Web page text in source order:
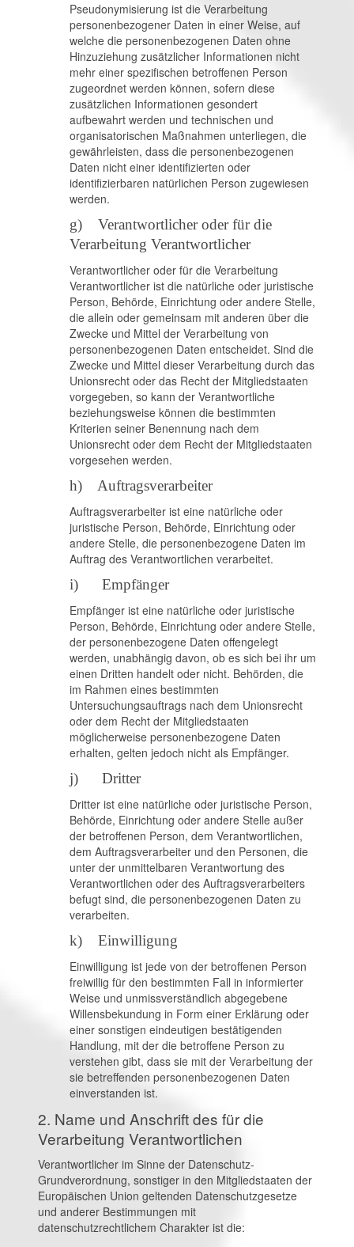
Pseudonymisierung ist die Verarbeitung
personenbezogener Daten in einer Weise, auf
welche die personenbezogenen Daten ohne
Hinzuziehung zusätzlicher Informationen nicht
mehr einer spezifischen betroffenen Person
zugeordnet werden können, sofern diese
zusätzlichen Informationen gesondert
aufbewahrt werden und technischen und
organisatorischen Maßnahmen unterliegen, die
gewährleisten, dass die personenbezogenen
Daten nicht einer identifizierten oder
identifizierbaren natürlichen Person zugewiesen
werden.
g) Verantwortlicher oder für die
Verarbeitung Verantwortlicher
Verantwortlicher oder für die Verarbeitung
Verantwortlicher ist die natürliche oder juristische
Person, Behörde, Einrichtung oder andere Stelle,
die allein oder gemeinsam mit anderen über die
Zwecke und Mittel der Verarbeitung von
personenbezogenen Daten entscheidet. Sind die
Zwecke und Mittel dieser Verarbeitung durch das
Unionsrecht oder das Recht der Mitgliedstaaten
vorgegeben, so kann der Verantwortliche
beziehungsweise können die bestimmten
Kriterien seiner Benennung nach dem
Unionsrecht oder dem Recht der Mitgliedstaaten
vorgesehen werden.
h) Auftragsverarbeiter
Auftragsverarbeiter ist eine natürliche oder
juristische Person, Behörde, Einrichtung oder
andere Stelle, die personenbezogene Daten im
Auftrag des Verantwortlichen verarbeitet.
i) Empfänger
Empfänger ist eine natürliche oder juristische
Person, Behörde, Einrichtung oder andere Stelle,
der personenbezogene Daten offengelegt
werden, unabhängig davon, ob es sich bei ihr um
einen Dritten handelt oder nicht. Behörden, die
im Rahmen eines bestimmten
Untersuchungsauftrags nach dem Unionsrecht
oder dem Recht der Mitgliedstaaten
möglicherweise personenbezogene Daten
erhalten, gelten jedoch nicht als Empfänger.
j) Dritter
Dritter ist eine natürliche oder juristische Person,
Behörde, Einrichtung oder andere Stelle außer
der betroffenen Person, dem Verantwortlichen,
dem Auftragsverarbeiter und den Personen, die
unter der unmittelbaren Verantwortung des
Verantwortlichen oder des Auftragsverarbeiters
befugt sind, die personenbezogenen Daten zu
verarbeiten.
k) Einwilligung
Einwilligung ist jede von der betroffenen Person
freiwillig für den bestimmten Fall in informierter
Weise und unmissverständlich abgegebene
Willensbekundung in Form einer Erklärung oder
einer sonstigen eindeutigen bestätigenden
Handlung, mit der die betroffene Person zu
verstehen gibt, dass sie mit der Verarbeitung der
sie betreffenden personenbezogenen Daten
einverstanden ist.
2. Name und Anschrift des für die
Verarbeitung Verantwortlichen
Verantwortlicher im Sinne der Datenschutz-
Grundverordnung, sonstiger in den Mitgliedstaaten der
Europäischen Union geltenden Datenschutzgesetze
und anderer Bestimmungen mit
datenschutzrechtlichem Charakter ist die: